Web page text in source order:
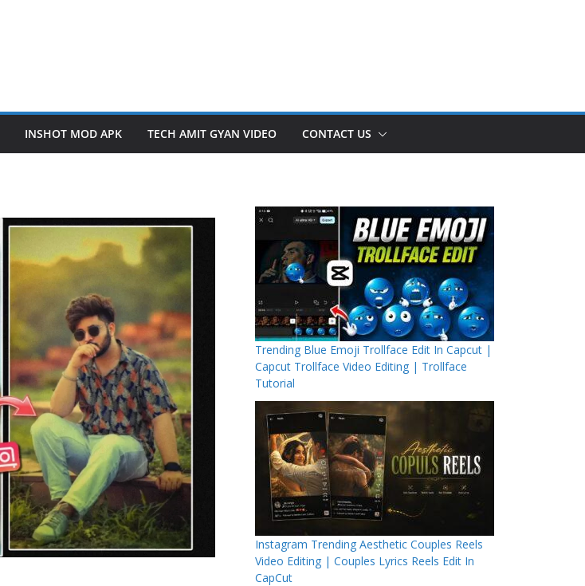
INSHOT MOD APK TECH AMIT GYAN VIDEO CONTACT US
Trending Blue Emoji Trollface Edit In Capcut |
Capcut Trollface Video Editing | Trollface
Tutorial
Instagram Trending Aesthetic Couples Reels
Video Editing | Couples Lyrics Reels Edit In
CapCut